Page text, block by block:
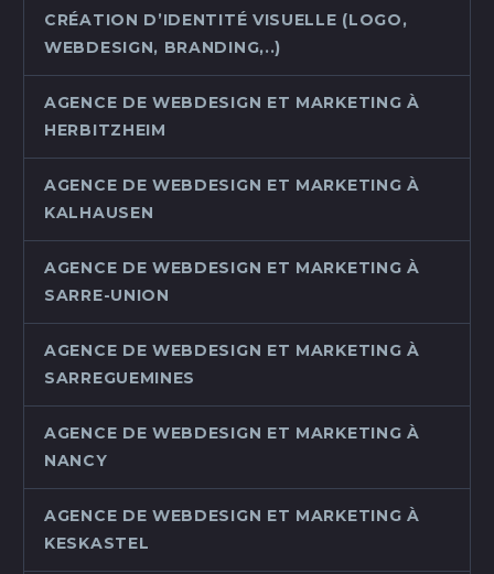
CRÉATION D’IDENTITÉ VISUELLE (LOGO,
WEBDESIGN, BRANDING,..)
AGENCE DE WEBDESIGN ET MARKETING À
HERBITZHEIM
AGENCE DE WEBDESIGN ET MARKETING À
KALHAUSEN
AGENCE DE WEBDESIGN ET MARKETING À
SARRE-UNION
AGENCE DE WEBDESIGN ET MARKETING À
SARREGUEMINES
AGENCE DE WEBDESIGN ET MARKETING À
NANCY
AGENCE DE WEBDESIGN ET MARKETING À
KESKASTEL